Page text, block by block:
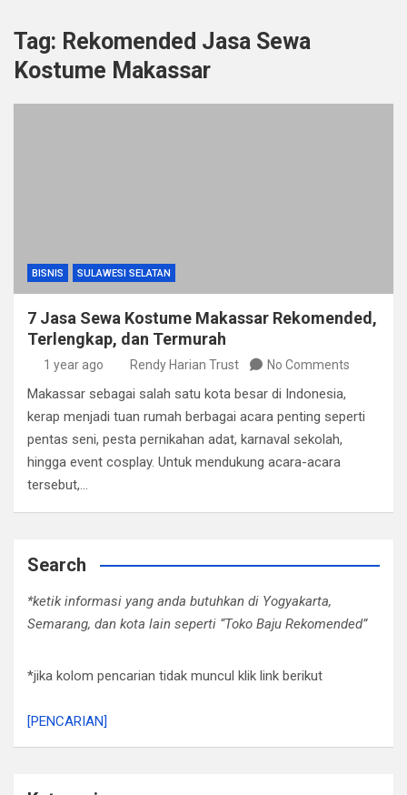
Tag: Rekomended Jasa Sewa
Kostume Makassar
BISNIS SULAWESI SELATAN
7 Jasa Sewa Kostume Makassar Rekomended,
Terlengkap, dan Termurah
1 year ago Rendy Harian Trust No Comments
Makassar sebagai salah satu kota besar di Indonesia,
kerap menjadi tuan rumah berbagai acara penting seperti
pentas seni, pesta pernikahan adat, karnaval sekolah,
hingga event cosplay. Untuk mendukung acara-acara
tersebut,…
Search
*ketik informasi yang anda butuhkan di Yogyakarta,
Semarang, dan kota lain seperti “Toko Baju Rekomended”
*jika kolom pencarian tidak muncul klik link berikut
[PENCARIAN]